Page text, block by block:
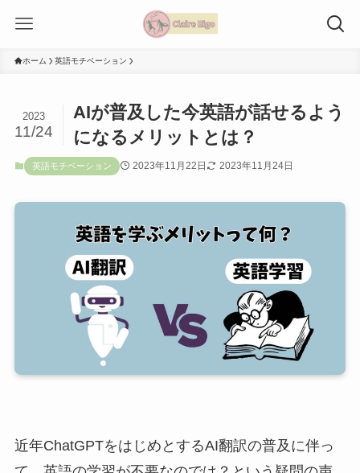
ホーム 英語モチベーション
AIが普及した今英語が話せるよう
になるメリットとは？
2023
11/24
英語モチベーション 2023年11月22日 2023年11月24日
近年ChatGPTをはじめとするAI翻訳の普及に伴っ